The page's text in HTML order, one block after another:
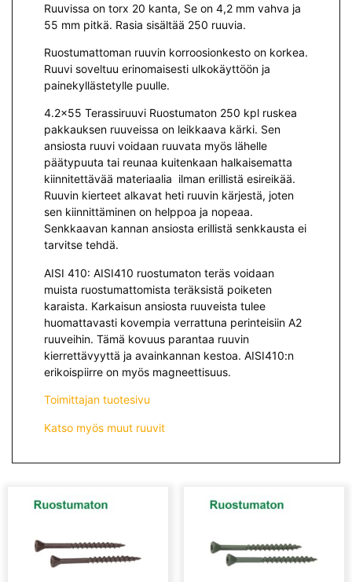
Ruuvissa on torx 20 kanta, Se on 4,2 mm vahva ja
55 mm pitkä. Rasia sisältää 250 ruuvia.
Ruostumattoman ruuvin korroosionkesto on korkea.
Ruuvi soveltuu erinomaisesti ulkokäyttöön ja
painekyllästetylle puulle.
4.2×55 Terassiruuvi Ruostumaton 250 kpl ruskea
pakkauksen ruuveissa on leikkaava kärki. Sen
ansiosta ruuvi voidaan ruuvata myös lähelle
päätypuuta tai reunaa kuitenkaan halkaisematta
kiinnitettävää materiaalia ilman erillistä esireikää.
Ruuvin kierteet alkavat heti ruuvin kärjestä, joten
sen kiinnittäminen on helppoa ja nopeaa.
Senkkaavan kannan ansiosta erillistä senkkausta ei
tarvitse tehdä.
AISI 410: AISI410 ruostumaton teräs voidaan
muista ruostumattomista teräksistä poiketen
karaista. Karkaisun ansiosta ruuveista tulee
huomattavasti kovempia verrattuna perinteisiin A2
ruuveihin. Tämä kovuus parantaa ruuvin
kierrettävyyttä ja avainkannan kestoa. AISI410:n
erikoispiirre on myös magneettisuus.
Toimittajan tuotesivu
Katso myös muut ruuvit